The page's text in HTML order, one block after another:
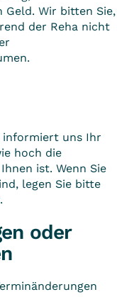
Geld. Wir bitten Sie,
der Reha nicht
informiert uns Ihr
hoch die
ist. Wenn Sie
legen Sie bitte
oder